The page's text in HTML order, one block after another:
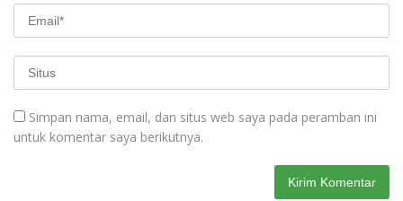
Simpan nama, email, dan situs web saya pada peramban ini
untuk komentar saya berikutnya.